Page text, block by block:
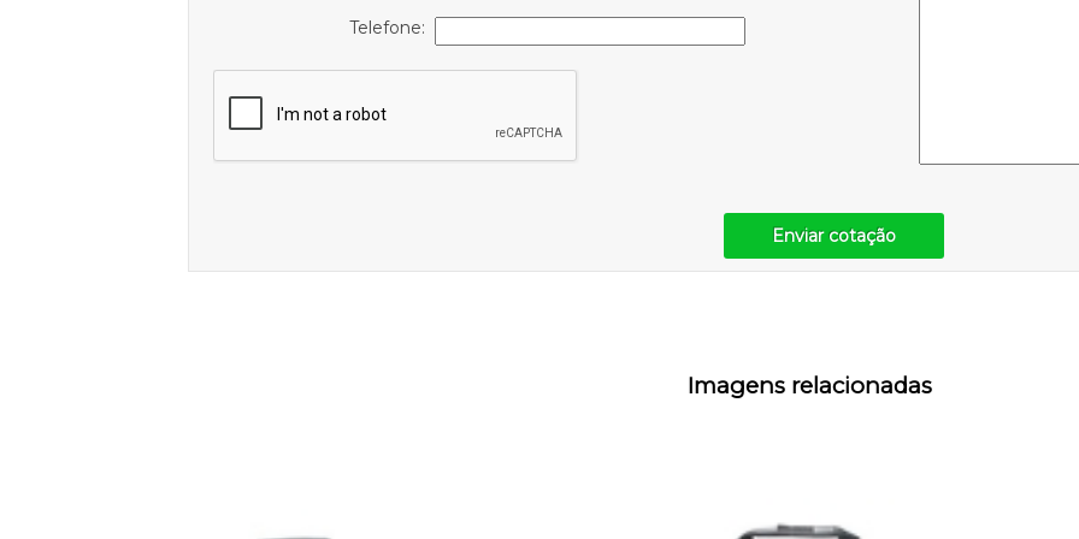
Telefone:
Enviar cotação
Imagens relacionadas